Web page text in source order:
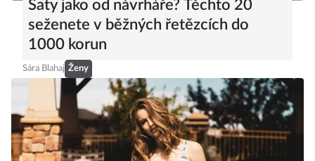
Šaty jako od návrháře? Těchto 20
seženete v běžných řetězcích do
1000 korun
Sára Blahaj Ženy